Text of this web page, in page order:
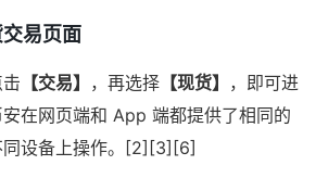
易页面
【交易】 ，再选择 【现货】 ，即可进
在网页端和 App 端都提供了相同的
同设备上操作。[2][3][6]